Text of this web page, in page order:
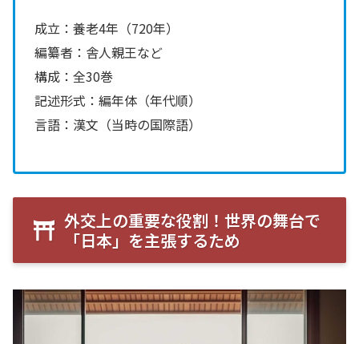
成立：養老4年（720年）
編纂者：舎人親王など
構成：全30巻
記述形式：編年体（年代順）
言語：漢文（当時の国際語）
外交上の重要な役割！世界の舞台で
「日本」を主張するため